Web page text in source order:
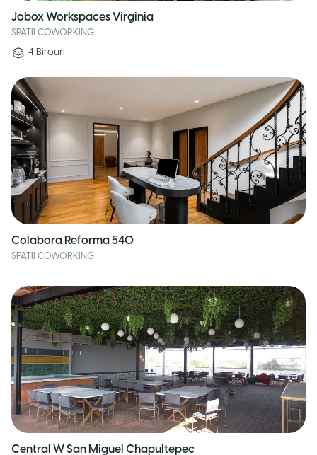
Jobox Workspaces Virginia
SPATII COWORKING
4 Birouri
Colabora Reforma 540
SPATII COWORKING
Central W San Miguel Chapultepec